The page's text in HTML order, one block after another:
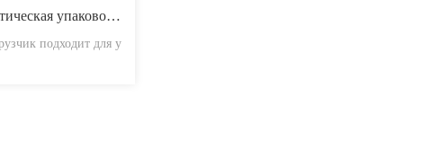
Автоматическая упаковочная машина
подходит для у